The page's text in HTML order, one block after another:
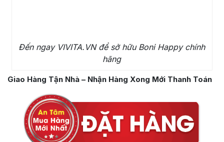
Đến ngay VIVITA.VN để sở hữu Boni Happy chính
hãng
Giao Hàng Tận Nhà – Nhận Hàng Xong Mới Thanh Toán